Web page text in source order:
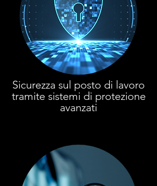
Sicurezza sul posto di lavoro
tramite sistemi di protezione
avanzati